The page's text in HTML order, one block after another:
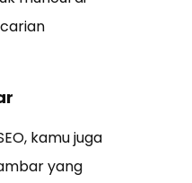
kamu juga
yang